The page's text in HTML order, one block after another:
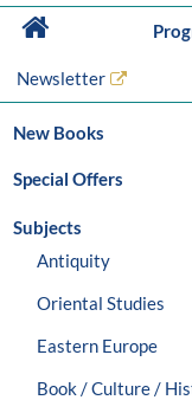
Newsletter
New Books
Special Offers
Subjects
Antiquity
Oriental Studies
Eastern Europe
Book / Culture /